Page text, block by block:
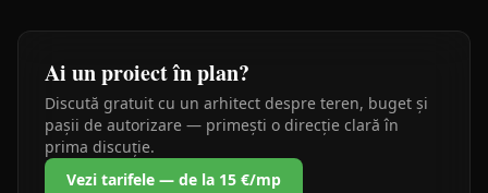
Ai un proiect în plan?
Discută gratuit cu un arhitect despre teren, buget și
pașii de autorizare — primești o direcție clară în
prima discuție.
Vezi tarifele — de la 15 €/mp